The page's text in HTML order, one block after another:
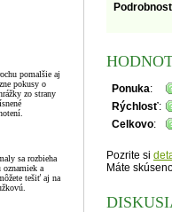
pomalšie aj
pokusy o
zo strany
sa rozbieha
oznamiek a
tešiť aj na
Ponuka:
Rýchlosť:
Celkovo:
Pozrite si
Máte